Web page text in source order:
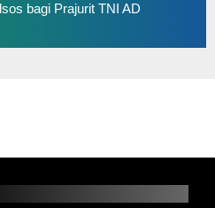
bagi Prajurit TNI AD